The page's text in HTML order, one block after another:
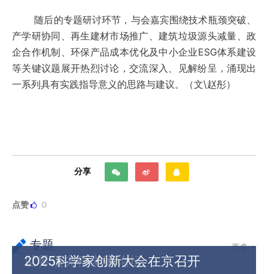
随后的专题研讨环节，与会嘉宾围绕技术瓶颈突破、
产学研协同、再生建材市场推广、建筑垃圾源头减量、政
企合作机制、环保产品成本优化及中小企业ESG体系建设
等关键议题展开热烈讨论，交流深入、见解纷呈，涌现出
一系列具有实践指导意义的思路与建议。（文\赵彤）
分享
点赞 0
专题 更多 +
世界顶尖科学家论坛
2025科学家创新大会在京召开